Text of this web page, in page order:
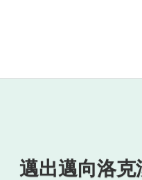
邁出邁向洛